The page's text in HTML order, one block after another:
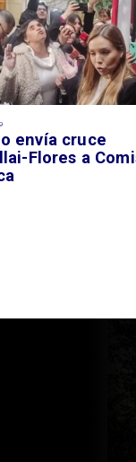
envía cruce
Flores a